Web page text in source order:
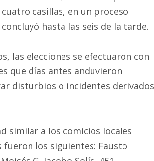
casillas, en un proceso
hasta las seis de la tarde.
las elecciones se efectuaron con
que días antes anduvieron
disturbios o incidentes derivados
similar a los comicios locales
fueron los siguientes: Fausto